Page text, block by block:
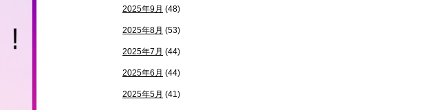
2025年9月 (48)
2025年8月 (53)
2025年7月 (44)
2025年6月 (44)
2025年5月 (41)